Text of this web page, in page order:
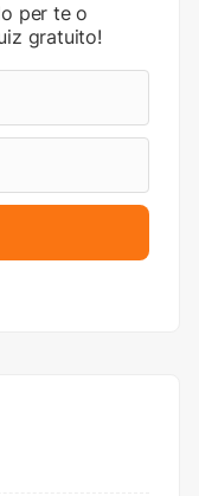
per te o
gratuito!